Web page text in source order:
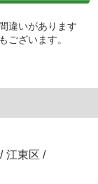
違いがあります
ございます。
/ 江東区 /